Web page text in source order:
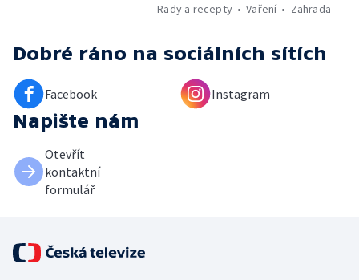
Rady a recepty
Vaření Zahrada
Dobré ráno na sociálních sítích
Facebook Instagram
Napište nám
Otevřít
kontaktní
formulář